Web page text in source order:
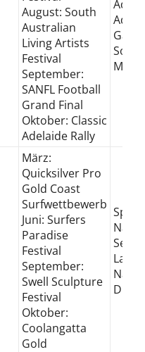
August: South
Australian
Living Artists
Festival
September:
SANFL Football
Grand Final
Oktober: Classic
Adelaide Rally
März:
Quicksilver Pro
Gold Coast
Surfwettbewerb
Juni: Surfers
Paradise
Festival
September:
Swell Sculpture
Festival
Oktober:
Coolangatta
Gold
Sea